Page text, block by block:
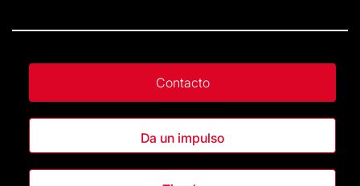
Contacto
Da un impulso